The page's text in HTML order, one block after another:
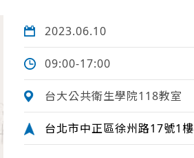
2023.06.10
09:00-17:00
台大公共衛生學院118教室
台北市中正區徐州路17號1樓